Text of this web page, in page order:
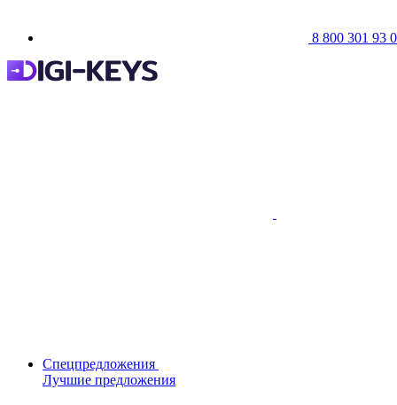
8 800 301 93
Спецпредложения
Лучшие предложения